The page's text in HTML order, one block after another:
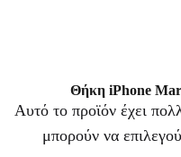
Θήκη iPhone
Αυτό το προϊόν έχει
μπορούν να